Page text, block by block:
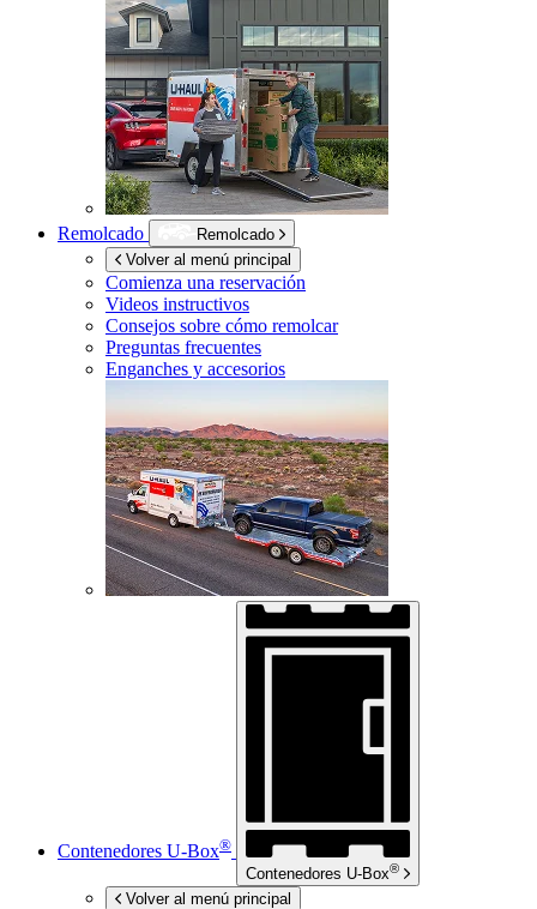
Remolcado
Remolcado
Volver al menú principal
Comienza una reservación
Videos instructivos
Consejos sobre cómo remolcar
Preguntas frecuentes
Enganches y accesorios
Contenedores U-Box®
Contenedores U-Box®
Volver al menú principal